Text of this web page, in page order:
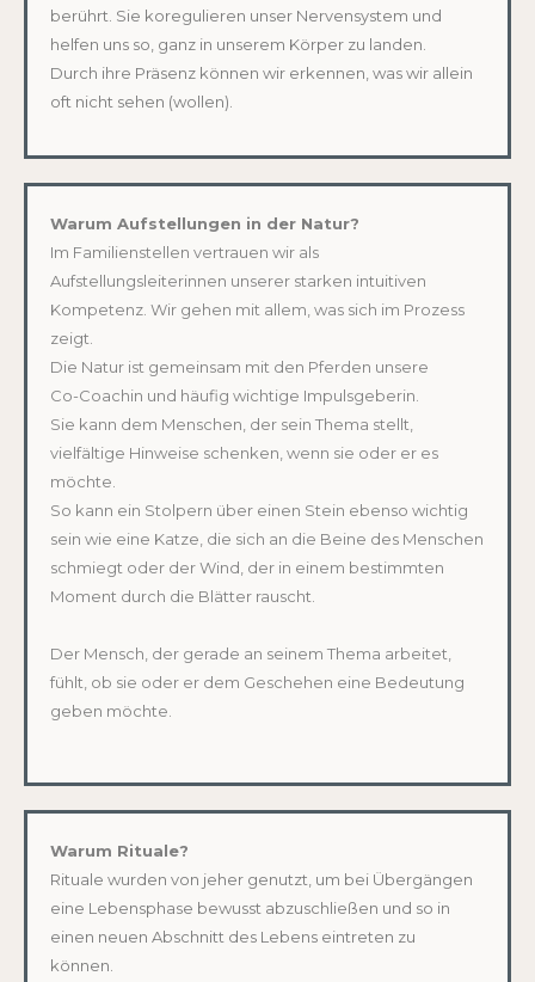
berührt. Sie koregulieren unser Nervensystem und
helfen uns so, ganz in unserem Körper zu landen.
Durch ihre Präsenz können wir erkennen, was wir allein
oft nicht sehen (wollen).
Warum Aufstellungen in der Natur?
Im Familienstellen vertrauen wir als
Aufstellungsleiterinnen unserer starken intuitiven
Kompetenz. Wir gehen mit allem, was sich im Prozess
zeigt.
Die Natur ist gemeinsam mit den Pferden unsere
Co-Coachin und häufig wichtige Impulsgeberin.
Sie kann dem Menschen, der sein Thema stellt,
vielfältige Hinweise schenken, wenn sie oder er es
möchte.
So kann ein Stolpern über einen Stein ebenso wichtig
sein wie eine Katze, die sich an die Beine des Menschen
schmiegt oder der Wind, der in einem bestimmten
Moment durch die Blätter rauscht.
Der Mensch, der gerade an seinem Thema arbeitet,
fühlt, ob sie oder er dem Geschehen eine Bedeutung
geben möchte.
Warum Rituale?
Rituale wurden von jeher genutzt, um bei Übergängen
eine Lebensphase bewusst abzuschließen und so in
einen neuen Abschnitt des Lebens eintreten zu
können.